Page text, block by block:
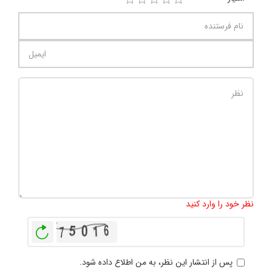
نظر خود را وارد کنید
پس از انتشار این نظر، به من اطلاع داده شود.